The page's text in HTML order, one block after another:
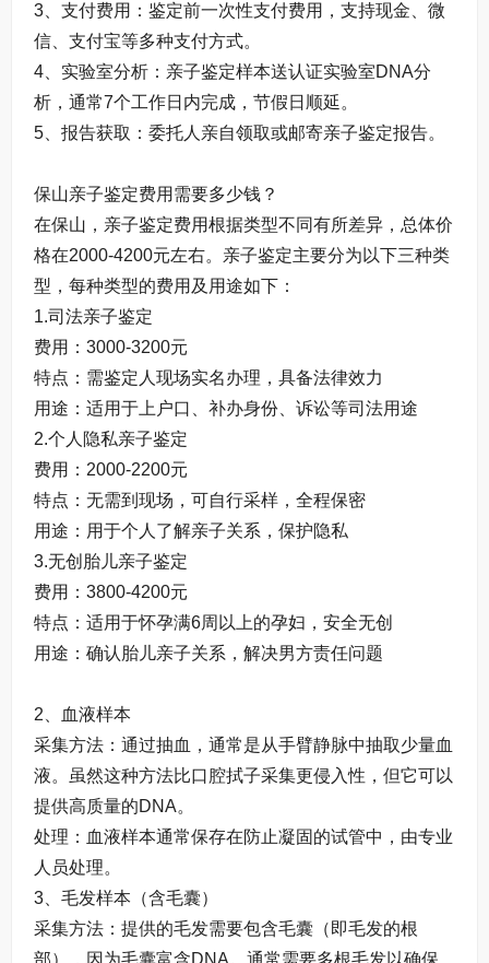
3、支付费用：鉴定前一次性支付费用，支持现金、微
信、支付宝等多种支付方式。
4、实验室分析：亲子鉴定样本送认证实验室DNA分
析，通常7个工作日内完成，节假日顺延。
5、报告获取：委托人亲自领取或邮寄亲子鉴定报告。
保山亲子鉴定费用需要多少钱？
在保山，亲子鉴定费用根据类型不同有所差异，总体价
格在2000-4200元左右。亲子鉴定主要分为以下三种类
型，每种类型的费用及用途如下：
1.司法亲子鉴定
费用：3000-3200元
特点：需鉴定人现场实名办理，具备法律效力
用途：适用于上户口、补办身份、诉讼等司法用途
2.个人隐私亲子鉴定
费用：2000-2200元
特点：无需到现场，可自行采样，全程保密
用途：用于个人了解亲子关系，保护隐私
3.无创胎儿亲子鉴定
费用：3800-4200元
特点：适用于怀孕满6周以上的孕妇，安全无创
用途：确认胎儿亲子关系，解决男方责任问题
2、血液样本
采集方法：通过抽血，通常是从手臂静脉中抽取少量血
液。虽然这种方法比口腔拭子采集更侵入性，但它可以
提供高质量的DNA。
处理：血液样本通常保存在防止凝固的试管中，由专业
人员处理。
3、毛发样本（含毛囊）
采集方法：提供的毛发需要包含毛囊（即毛发的根
部），因为毛囊富含DNA。通常需要多根毛发以确保